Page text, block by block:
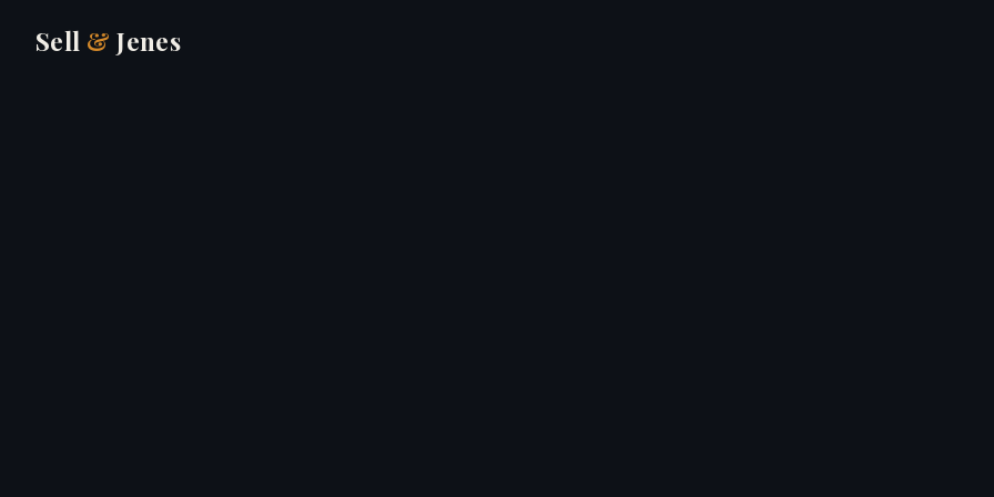
Sell & Jenes